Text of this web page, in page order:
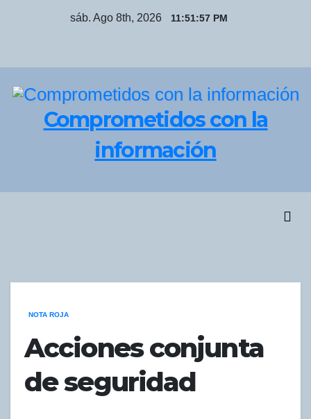
sáb. Ago 8th, 2026 11:51:57 PM
Comprometidos con la
información
NOTA ROJA
Acciones conjunta
de seguridad